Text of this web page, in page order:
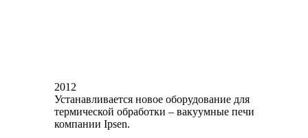
2012
Устанавливается новое оборудование для
термической обработки – вакуумные печи
компании Ipsen.